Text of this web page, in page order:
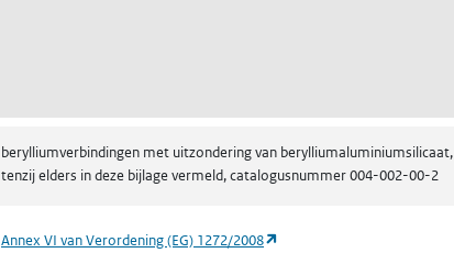
berylliumverbindingen met uitzondering van berylliumaluminiumsilicaat,
tenzij elders in deze bijlage vermeld, catalogusnummer 004-002-00-2
Annex VI van Verordening (EG) 1272/2008